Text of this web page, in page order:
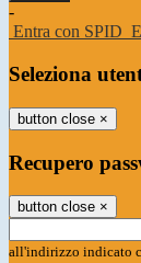
-
Entra con SPID
Seleziona
button close ×
Recupero
button close ×
all'indirizzo indicato